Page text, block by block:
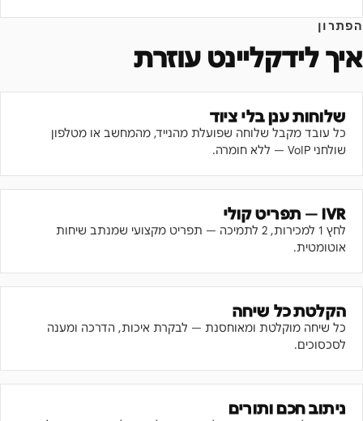
הפתרון
איך לידקליינט עוזרת
שלוחות ענן בלי ציוד
כל עובד מקבל שלוחה שפועלת מהנייד, מהמחשב או מטלפון
שולחני VoIP — ללא חומרה.
IVR — תפריט קולי
לחץ 1 למכירות, 2 לתמיכה — תפריט מקצועי שמנתב שיחות
אוטומטית.
הקלטת כל שיחה
כל שיחה מוקלטת ומאוחסנת — לבקרת איכות, הדרכה ומענה
לסכסוכים.
ניתוב חכם ותורים